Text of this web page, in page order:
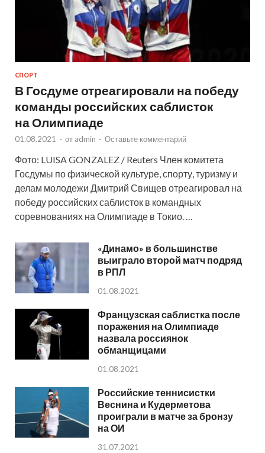
СПОРТ
В Госдуме отреагировали на победу
команды российских саблисток
на Олимпиаде
01.08.2021 - от admin - Оставьте комментарий
Фото: LUISA GONZALEZ / Reuters Член комитета
Госдумы по физической культуре, спорту, туризму и
делам молодежи Дмитрий Свищев отреагировал на
победу российских саблисток в командных
соревнованиях на Олимпиаде в Токио. …
«Динамо» в большинстве
выиграло второй матч подряд
в РПЛ
01.08.2021
Французская саблистка после
поражения на Олимпиаде
назвала россиянок
обманщицами
01.08.2021
Российские теннисистки
Веснина и Кудерметова
проиграли в матче за бронзу
на ОИ
31.07.2021